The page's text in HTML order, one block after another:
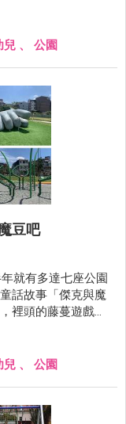
，車程縮短來花蓮
兒 、 公園
豆吧
就有多達七座公園
話故事「傑克與魔
裡頭的藤蔓遊戲區
是將童話故事裡巨
常具有特色，除此
韆、體健設施及社
兒 、 公園